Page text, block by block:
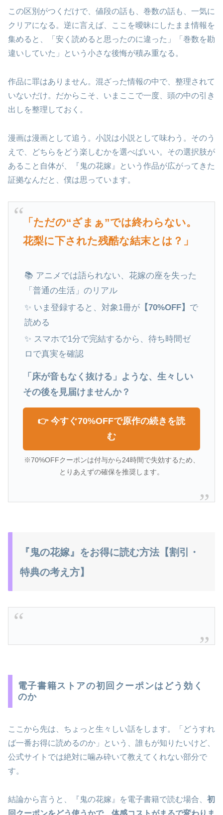
この区別がつくだけで、値段の話も、巻数の話も、一気に
クリアになる。逆に言えば、ここを曖昧にしたまま情報を
集めると、「安く読めると思ったのに違った」「巻数を勘
違いしていた」という小さな後悔が積み重なる。
作品に罪はありません。混ざった情報の中で、整理されて
いないだけ。だからこそ、いまここで一度、頭の中の引き
出しを整理しておく。
漫画は漫画として追う。小説は小説として味わう。そのう
えで、どちらをどう楽しむかを選べばいい。その選択肢が
あること自体が、『鬼の花嫁』という作品が広がってきた
証拠なんだと、僕は思っています。
「ただの“ざまぁ”では終わらない。
花梨に下された残酷な結末とは？」
📚 アニメでは語られない、花嫁の座を失った
「普通の生活」のリアル
✨ いま登録すると、対象1冊が 【70%OFF】 で
読める
✨ スマホで1分で完結するから、待ち時間ゼ
ロで真実を確認
「床が音もなく抜ける」ような、生々しい
その後を見届けませんか？
👉 今すぐ70%OFFで原作の続きを読
む
※70%OFFクーポンは付与から24時間で失効するため、
とりあえずの確保を推奨します。
『鬼の花嫁』をお得に読む方法【割引・
特典の考え方】
電子書籍ストアの初回クーポンはどう効く
のか
ここから先は、ちょっと生々しい話をします。「どうすれ
ば一番お得に読めるのか」という、誰もが知りたいけど、
公式サイトでは絶対に噛み砕いて教えてくれない部分で
す。
結論から言うと、『鬼の花嫁』を電子書籍で読む場合、 初
回クーポンをどう使うかで、体感コストがまるで変わりま